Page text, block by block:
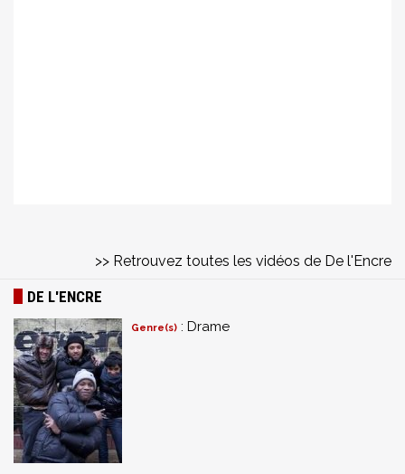
>> Retrouvez toutes les vidéos de De l'Encre
DE L'ENCRE
Genre(s) : Drame